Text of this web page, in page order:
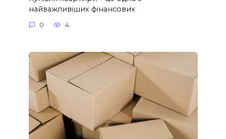
найважливіших фінансових
0 4